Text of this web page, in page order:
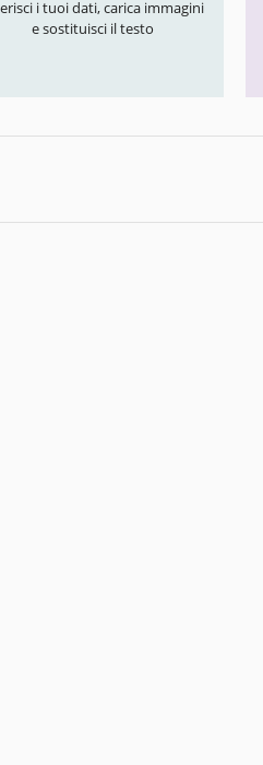
i tuoi dati, carica immagini
e sostituisci il testo